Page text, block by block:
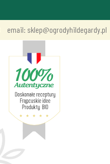
email: sklep@ogrodyhildegardy.pl